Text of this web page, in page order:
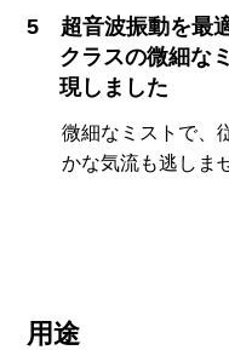
超音波振動を最
クラスの微細な
現しました
微細なミストで、
かな気流も逃しま
用途